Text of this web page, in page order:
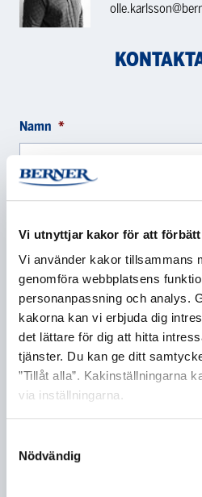
Vi utnyttjar kakor för att
Vi använder kakor tillsammans
genomföra webbplatsens
personanpassning och analys.
kakorna kan vi erbjuda dig
det lättare för dig att hitta
tjänster. Du kan ge ditt
”Tillåt alla”. Kakinställningarna
via inställningarna.
Nödvändig
Namn *
E-post *
Telefonnummer